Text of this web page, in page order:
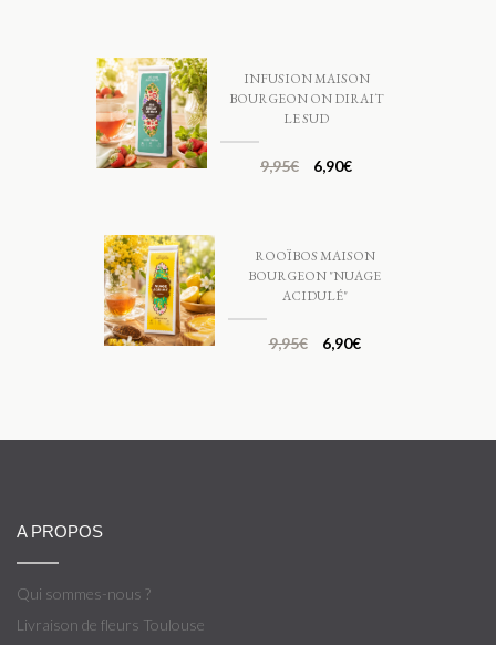
INFUSION MAISON
BOURGEON ON DIRAIT
LE SUD
9,95€ 6,90€
ROOÏBOS MAISON
BOURGEON "NUAGE
ACIDULÉ"
9,95€ 6,90€
A PROPOS
Qui sommes-nous ?
Livraison de fleurs Toulouse